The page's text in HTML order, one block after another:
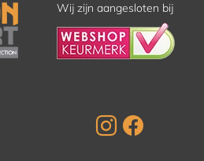
Wij zijn aangesloten bij